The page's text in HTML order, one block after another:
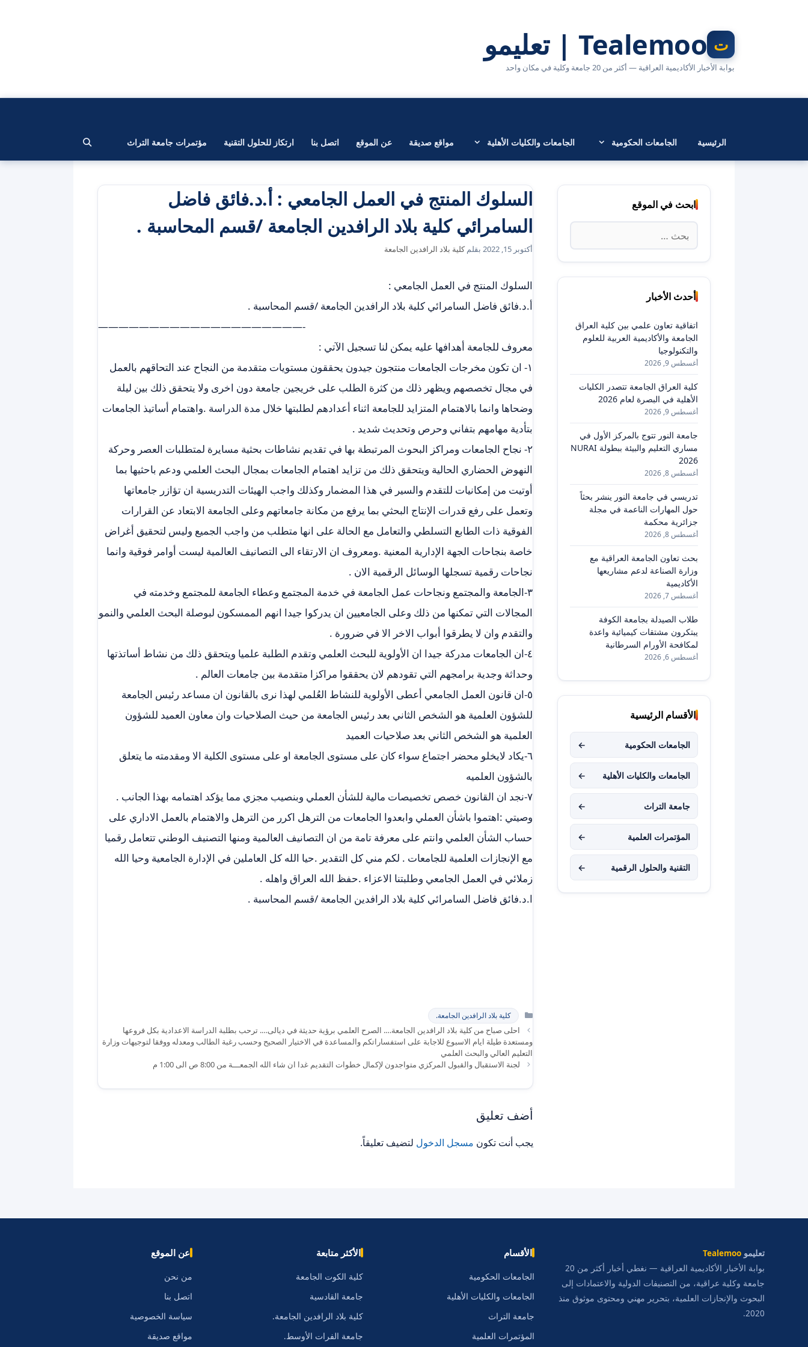
Tealemoo | تعليمو
بوابة الأخبار الأكاديمية العراقية — أكثر من 20 جامعة وكلية في مكان واحد
الرئيسية الجامعات الحكومية الجامعات والكليات الأهلية مواقع صديقة عن الموقع اتصل بنا ارتكاز للحلول التقنية مؤتمرات جامعة التراث
السلوك المنتج في العمل الجامعي : أ.د.فائق فاضل
السامرائي كلية بلاد الرافدين الجامعة /قسم المحاسبة .
أكتوبر 15, 2022 بقلمكلية بلاد الرافدين الجامعة
السلوك المنتج في العمل الجامعي :
أ.د.فائق فاضل السامرائي كلية بلاد الرافدين الجامعة /قسم المحاسبة .
————————————————————-
معروف للجامعة أهدافها عليه يمكن لنا تسجيل الآتي :
١- ان تكون مخرجات الجامعات منتجون جيدون يحققون مستويات متقدمة من النجاح عند التحاقهم بالعمل
في مجال تخصصهم ويظهر ذلك من كثرة الطلب على خريجين جامعة دون اخرى ولا يتحقق ذلك بين ليلة
وضحاها وانما بالاهتمام المتزايد للجامعة اثناء أعدادهم لطلبتها خلال مدة الدراسة .واهتمام أساتيذ الجامعات
بتأدية مهامهم بتفاني وحرص وتحديث شديد .
٢- نجاح الجامعات ومراكز البحوث المرتبطة بها في تقديم نشاطات بحثية مسايرة لمتطلبات العصر وحركة
النهوض الحضاري الحالية ويتحقق ذلك من تزايد اهتمام الجامعات بمجال البحث العلمي ودعم باحثيها بما
أوتيت من إمكانيات للتقدم والسير في هذا المضمار وكذلك واجب الهيئات التدريسية ان تؤازر جامعاتها
وتعمل على رفع قدرات الإنتاج البحثي بما يرفع من مكانة جامعاتهم وعلى الجامعة الابتعاد عن القرارات
الفوقية ذات الطابع التسلطي والتعامل مع الحالة على انها متطلب من واجب الجميع وليس لتحقيق أغراض
خاصة بنجاحات الجهة الإدارية المعنية .ومعروف ان الارتقاء الى التصانيف العالمية ليست أوامر فوقية وانما
نجاحات رقمية تسجلها الوسائل الرقمية الان .
٣-الجامعة والمجتمع ونجاحات عمل الجامعة في خدمة المجتمع وعطاء الجامعة للمجتمع وخدمته في
المجالات التي تمكنها من ذلك وعلى الجامعيين ان يدركوا جيدا انهم الممسكون لبوصلة البحث العلمي والنمو
والتقدم وان لا يطرقوا أبواب الاخر الا في ضرورة .
٤-ان الجامعات مدركة جيدا ان الأولوية للبحث العلمي وتقدم الطلبة علميا ويتحقق ذلك من نشاط أساتذتها
وحداثة وجدية برامجهم التي تقودهم لان يحققوا مراكزا متقدمة بين جامعات العالم .
٥-ان قانون العمل الجامعي أعطى الأولوية للنشاط العُلمي لهذا نرى بالقانون ان مساعد رئيس الجامعة
للشؤون العلمية هو الشخص الثاني بعد رئيس الجامعة من حيث الصلاحيات وان معاون العميد للشؤون
العلمية هو الشخص الثاني بعد صلاحيات العميد
٦-يكاد لايخلو محضر اجتماع سواء كان على مستوى الجامعة او على مستوى الكلية الا ومقدمته ما يتعلق
بالشؤون العلميه
٧-نجد ان القانون خصص تخصيصات مالية للشأن العملي وبنصيب مجزي مما يؤكد اهتمامه بهذا الجانب .
وصيتي :اهتموا باشأن العملي وابعدوا الجامعات من الترهل اكرر من الترهل والاهتمام بالعمل الاداري على
حساب الشأن العلمي وانتم على معرفة تامة من ان التصانيف العالمية ومنها التصنيف الوطني تتعامل رقميا
مع الإنجازات العلمية للجامعات . لكم مني كل التقدير .حيا الله كل العاملين في الإدارة الجامعية وحيا الله
زملائي في العمل الجامعي وطلبتنا الاعزاء .حفظ الله العراق واهله .
ا.د.فائق فاضل السامرائي كلية بلاد الرافدين الجامعة /قسم المحاسبة .
التصنيفات
كلية بلاد الرافدين الجامعة.
احلى صباح من كلية بلاد الرافدين الجامعة…. الصرح العلمي برؤية حديثة في ديالى…. ترحب بطلبة الدراسة الاعدادية بكل فروعها
ومستعدة طيلة ايام الاسبوع للاجابة على استفساراتكم والمساعدة في الاختيار الصحيح وحسب رغبة الطالب ومعدله ووفقا لتوجيهات وزارة
التعليم العالي والبحث العلمي
لجنة الاستقبال والقبول المركزي متواجدون لإكمال خطوات التقديم غدا ان شاء الله الجمعـــة من 8:00 ص الى 1:00 م
أضف تعليق
يجب أنت تكون مسجل الدخول لتضيف تعليقاً.
ابحث في الموقع
البحث
عن:
أحدث الأخبار
اتفاقية تعاون علمي بين كلية العراق
الجامعة والأكاديمية العربية للعلوم
والتكنولوجيا
أغسطس 9, 2026
كلية العراق الجامعة تتصدر الكليات
الأهلية في البصرة لعام 2026
أغسطس 9, 2026
جامعة النور تتوج بالمركز الأول في
مساري التعليم والبيئة ببطولة NURAI
2026
أغسطس 8, 2026
تدريسي في جامعة النور ينشر بحثاً
حول المهارات الناعمة في مجلة
جزائرية محكمة
أغسطس 8, 2026
بحث تعاون الجامعة العراقية مع
وزارة الصناعة لدعم مشاريعها
الأكاديمية
أغسطس 7, 2026
طلاب الصيدلة بجامعة الكوفة
يبتكرون مشتقات كيميائية واعدة
لمكافحة الأورام السرطانية
أغسطس 6, 2026
الأقسام الرئيسية
الجامعات الحكومية ←
الجامعات والكليات الأهلية ←
جامعة التراث ←
المؤتمرات العلمية ←
التقنية والحلول الرقمية ←
تعليمو Tealemoo
بوابة الأخبار الأكاديمية العراقية — نغطي أخبار أكثر من 20
جامعة وكلية عراقية، من التصنيفات الدولية والاعتمادات إلى
البحوث والإنجازات العلمية، بتحرير مهني ومحتوى موثوق منذ
2020.
الأقسام
الجامعات الحكومية
الجامعات والكليات الأهلية
جامعة التراث
المؤتمرات العلمية
الأكثر متابعة
كلية الكوت الجامعة
جامعة القادسية
كلية بلاد الرافدين الجامعة.
جامعة الفرات الأوسط.
عن الموقع
من نحن
اتصل بنا
سياسة الخصوصية
مواقع صديقة